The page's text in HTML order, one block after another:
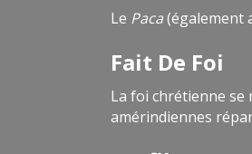
Le Paca(également
Fait De Foi
La foi chrétienne
amérindiennes